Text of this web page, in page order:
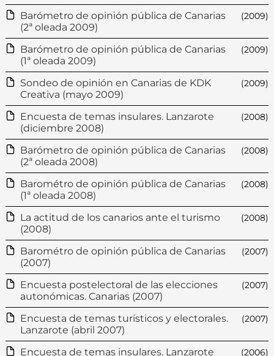
Barómetro de opinión pública de Canarias
(2ª oleada 2009)
(2009)
Barómetro de opinión pública de Canarias
(1ª oleada 2009)
(2009)
Sondeo de opinión en Canarias de KDK
Creativa (mayo 2009)
(2009)
Encuesta de temas insulares. Lanzarote
(diciembre 2008)
(2008)
Barómetro de opinión pública de Canarias
(2ª oleada 2008)
(2008)
Barométro de opinión pública de Canarias
(1ª oleada 2008)
(2008)
La actitud de los canarios ante el turismo
(2008)
(2008)
Barométro de opinión pública de Canarias
(2007)
(2007)
Encuesta postelectoral de las elecciones
autonómicas. Canarias (2007)
(2007)
Encuesta de temas turísticos y electorales.
Lanzarote (abril 2007)
(2007)
Encuesta de temas insulares. Lanzarote (2006)